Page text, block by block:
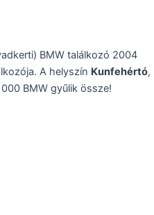
BMW találkozó 2004
A helyszín Kunfehértó,
BMW gyűlik össze!